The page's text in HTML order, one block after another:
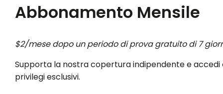
Abbonamento Mensile
$2/mese dopo un periodo di prova gratuito di 7
Supporta la nostra copertura indipendente e accedi
privilegi esclusivi.